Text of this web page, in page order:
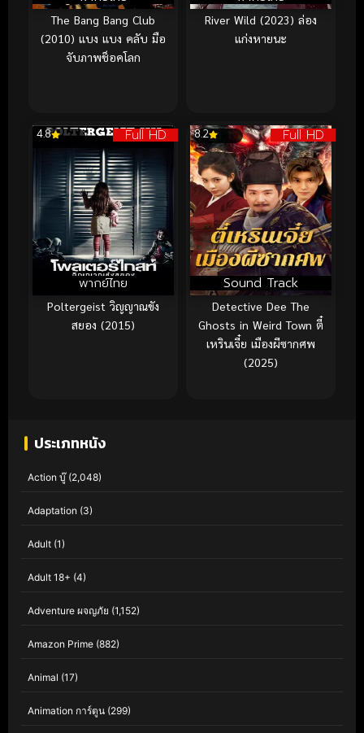
The Bang Bang Club
(2010) แบง แบง คลับ มือ
จับภาพช็อคโลก
River Wild (2023) ล่อง
แก่งหายนะ
Full HD
พากย์ไทย
4.8
Poltergeist วิญญาณขัง
สยอง (2015)
Full HD
Sound Track
8.2
Detective Dee The
Ghosts in Weird Town ตี๋
เหรินเจี๋ย เมืองผีซากศพ
(2025)
ประเภทหนัง
Action บู๊(2,048)
Adaptation (3)
Adult (1)
Adult 18+ (4)
Adventure ผจญภัย (1,152)
Amazon Prime (882)
Animal (17)
Animation การ์ตูน (299)